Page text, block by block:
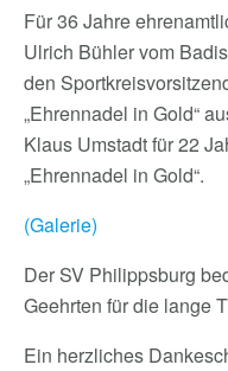
Für 36 Jahre
Ulrich Bühler vom
den
„Ehrennadel in Gold“
Klaus Umstadt für 22
„Ehrennadel in Gold“.
(Galerie)
Der SV Philippsburg
Geehrten für die lange
Ein herzliches